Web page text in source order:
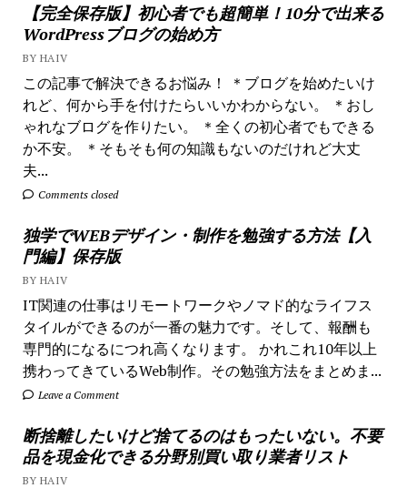
【完全保存版】初心者でも超簡単！10分で出来る
WordPressブログの始め方
BY HAIV
この記事で解決できるお悩み！ ＊ブログを始めたいけ
れど、何から手を付けたらいいかわからない。 ＊おし
ゃれなブログを作りたい。 ＊全くの初心者でもできる
か不安。 ＊そもそも何の知識もないのだけれど大丈
夫...
Comments closed
独学でWEBデザイン・制作を勉強する方法【入
門編】保存版
BY HAIV
IT関連の仕事はリモートワークやノマド的なライフス
タイルができるのが一番の魅力です。そして、報酬も
専門的になるにつれ高くなります。 かれこれ10年以上
携わってきているWeb制作。その勉強方法をまとめま...
Leave a Comment
断捨離したいけど捨てるのはもったいない。不要
品を現金化できる分野別買い取り業者リスト
BY HAIV